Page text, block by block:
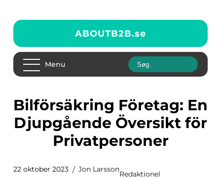
ABOUTB2B.se
Menu
Bilförsäkring Företag: En
Djupgående Översikt för
Privatpersoner
22 oktober 2023 Jon Larsson
Redaktionel